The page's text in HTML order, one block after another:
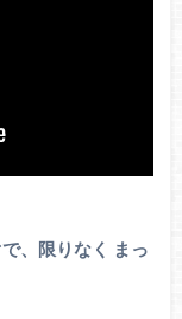
、限りなく まっ